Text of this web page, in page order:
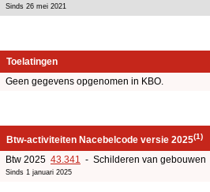
Sinds 26 mei 2021
Toelatingen
Geen gegevens opgenomen in KBO.
Btw-activiteiten Nacebelcode versie 2025(1)
Btw 2025 43.341 - Schilderen van gebouwen
Sinds 1 januari 2025